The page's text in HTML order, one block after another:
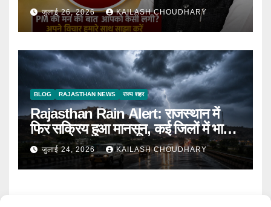
जुलाई 26, 2026 KAILASH CHOUDHARY
BLOG RAJASTHAN NEWS राज्य शहर
Rajasthan Rain Alert: राजस्थान में
फिर सक्रिय हुआ मानसून, कई जिलों में भारी
बारिश का Alert
जुलाई 24, 2026 KAILASH CHOUDHARY